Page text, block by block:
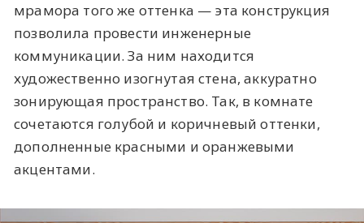
мрамора того же оттенка — эта конструкция
позволила провести инженерные
коммуникации. За ним находится
художественно изогнутая стена, аккуратно
зонирующая пространство. Так, в комнате
сочетаются голубой и коричневый оттенки,
дополненные красными и оранжевыми
акцентами.